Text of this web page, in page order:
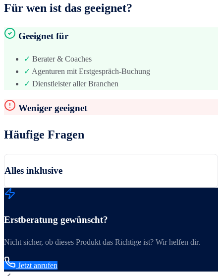
Für wen ist das geeignet?
Geeignet für
✓ Berater & Coaches
✓ Agenturen mit Erstgespräch-Buchung
✓ Dienstleister aller Branchen
Weniger geeignet
Häufige Fragen
Alles inklusive
Erstberatung gewünscht?
Nicht sicher, ob dieses Produkt das Richtige ist? Wir helfen dir.
Jetzt anrufen